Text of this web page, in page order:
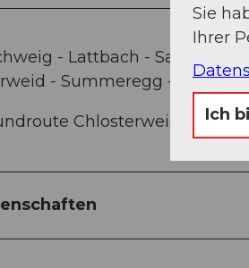
- Lattbach -
- Summeregg -
Chlosterweid SZ 002)
Sie
Ihrer
Ich